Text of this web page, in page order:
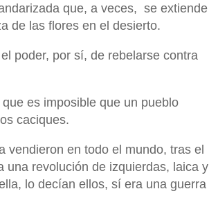
que, a veces, se extiende
de las flores en el desierto.
poder, por sí, de rebelarse contra
es imposible que un pueblo
caciques.
vendieron en todo el mundo, tras el
una revolución de izquierdas, laica y
lo decían ellos, sí era una guerra